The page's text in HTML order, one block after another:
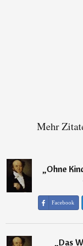
Mehr
„Ohne
Facebook
„Das